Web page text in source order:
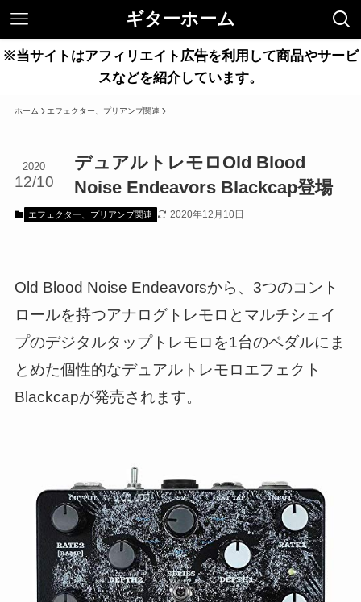
ギターホーム
※当サイトはアフィリエイト広告を利用して商品やサービ
スなどを紹介しています。
ホーム エフェクター、プリアンプ関連
デュアルトレモロOld Blood
Noise Endeavors Blackcap登場
2020
12/10
エフェクター、プリアンプ関連 2020年12月10日
Old Blood Noise Endeavorsから、3つのコント
ロールを持つアナログトレモロとマルチシェイ
プのデジタルタップトレモロを1台のペダルにま
とめた個性的なデュアルトレモロエフェクト
Blackcapが発売されます。